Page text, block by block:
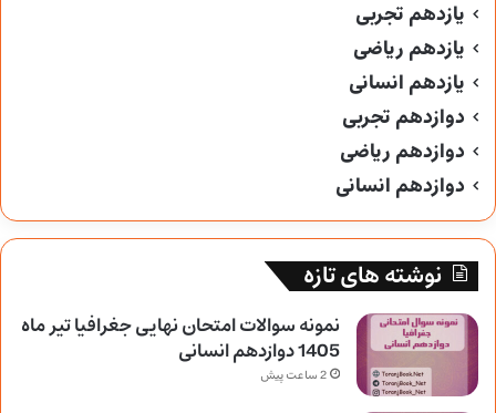
یازدهم تجربی
یازدهم ریاضی
یازدهم انسانی
دوازدهم تجربی
دوازدهم ریاضی
دوازدهم انسانی
نوشته های تازه
نمونه سوالات امتحان نهایی جغرافیا تیر ماه
1405 دوازدهم انسانی
2 ساعت پیش